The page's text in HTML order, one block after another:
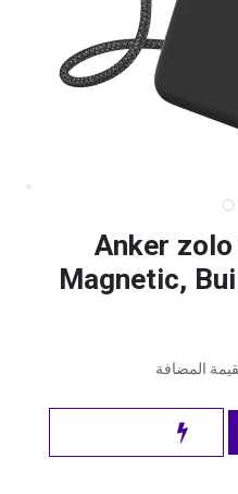
Anker
Magnetic,
المضافة